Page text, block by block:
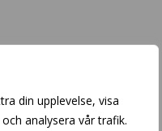
din upplevelse, visa
analysera vår trafik.